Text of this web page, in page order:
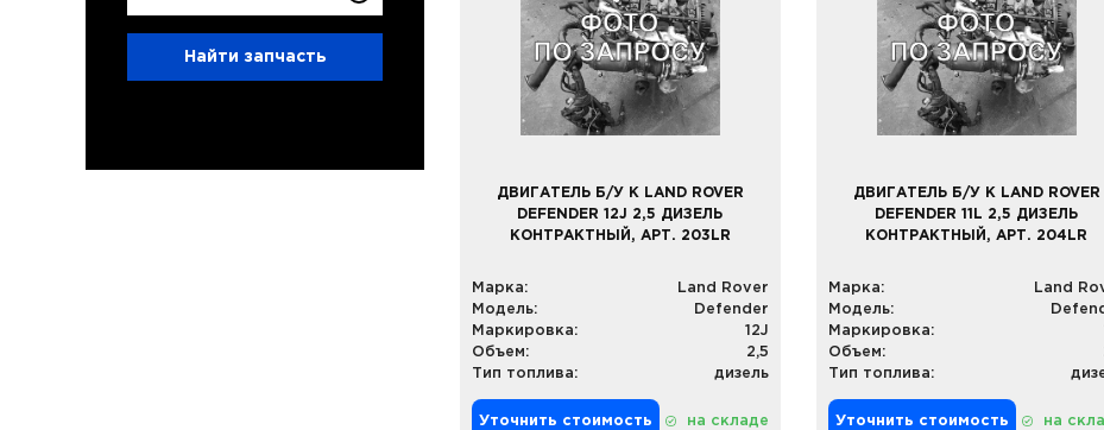
Найти запчасть
ДВИГАТЕЛЬ Б/У К LAND ROVER
DEFENDER 12J 2,5 ДИЗЕЛЬ
КОНТРАКТНЫЙ, АРТ. 203LR
Марка:
Land Rover
Модель:
Defender
Маркировка:
12J
Объем:
2,5
Тип топлива:
дизель
Уточнить стоимость на складе
ДВИГАТЕЛЬ Б/У К LAND ROVER
DEFENDER 11L 2,5 ДИЗЕЛЬ
КОНТРАКТНЫЙ, АРТ. 204LR
Марка:
Land
Модель:
Маркировка:
Объем:
Тип топлива:
Уточнить стоимость на